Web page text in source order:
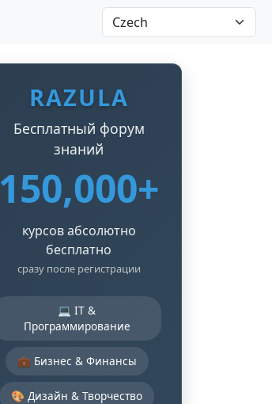
RAZULA
Бесплатный форум
знаний
150,000+
курсов абсолютно
бесплатно
сразу после регистрации
💻 IT &
Программирование
💼 Бизнес & Финансы
🎨 Дизайн & Творчество